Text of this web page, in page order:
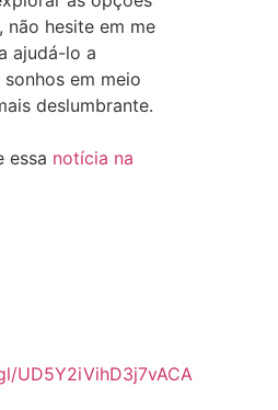
não hesite em me
ajudá-lo a
em meio
deslumbrante.
essa notícia na
UD5Y2iVihD3j7vACA